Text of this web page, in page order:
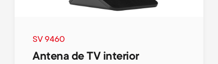
SV 9460
Antena de TV interior